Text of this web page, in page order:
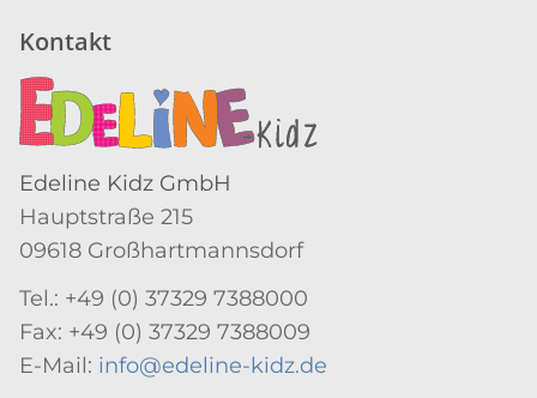
Kontakt
Edeline Kidz GmbH
Hauptstraße 215
09618 Großhartmannsdorf
Tel.: +49 (0) 37329 7388000
Fax: +49 (0) 37329 7388009
E-Mail: info@edeline-kidz.de